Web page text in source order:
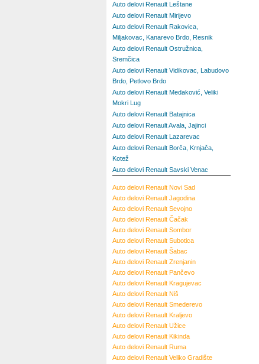
Auto delovi Renault Leštane
Auto delovi Renault Mirijevo
Auto delovi Renault Rakovica,
Miljakovac, Kanarevo Brdo, Resnik
Auto delovi Renault Ostružnica,
Sremčica
Auto delovi Renault Vidikovac, Labudovo
Brdo, Petlovo Brdo
Auto delovi Renault Medaković, Veliki
Mokri Lug
Auto delovi Renault Batajnica
Auto delovi Renault Avala, Jajinci
Auto delovi Renault Lazarevac
Auto delovi Renault Borča, Krnjača,
Kotež
Auto delovi Renault Savski Venac
Auto delovi Renault Novi Sad
Auto delovi Renault Jagodina
Auto delovi Renault Sevojno
Auto delovi Renault Čačak
Auto delovi Renault Sombor
Auto delovi Renault Subotica
Auto delovi Renault Šabac
Auto delovi Renault Zrenjanin
Auto delovi Renault Pančevo
Auto delovi Renault Kragujevac
Auto delovi Renault Niš
Auto delovi Renault Smederevo
Auto delovi Renault Kraljevo
Auto delovi Renault Užice
Auto delovi Renault Kikinda
Auto delovi Renault Ruma
Auto delovi Renault Veliko Gradište